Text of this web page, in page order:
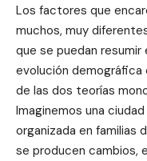
Los factores que
muchos, muy
que se puedan resumir
evolución
de las dos teorías
Imaginemos una
organizada en familias
se producen cambios,